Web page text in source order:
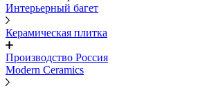
Интерьерный багет
Керамическая плитка
Производство Россия
Modern Ceramics